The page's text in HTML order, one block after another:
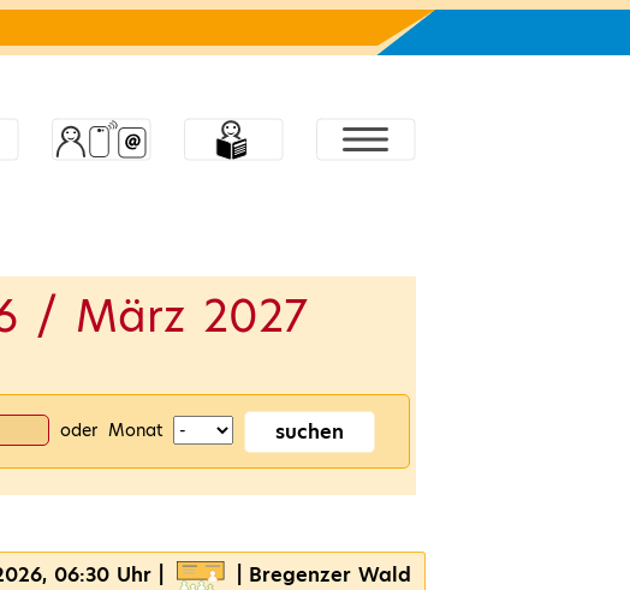
/ März 2027
oder Monat suchen
06:30 Uhr | | Bregenzer Wald